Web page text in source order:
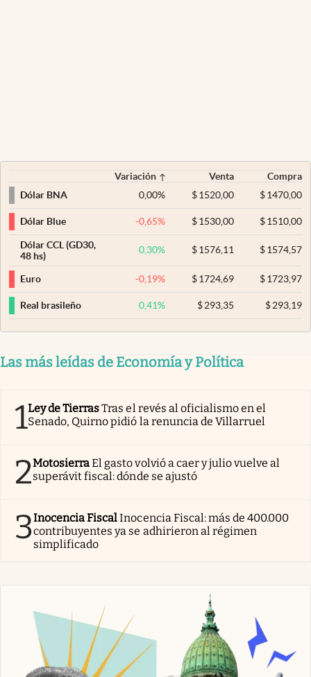
Variación Venta
Compra
Dólar BNA
0,00% $ 1520,00 $1470,00
Dólar Blue -0,65% $ 1530,00 $1510,00
Dólar CCL (GD30,
48 hs)
0,30% $ 1576,11 $1574,57
Euro -0,19% $ 1724,69 $1723,97
Real brasileño 0,41% $ 293,35 $293,19
Las más leídas de Economía y Política
1Ley de TierrasTras el revés al oficialismo en el
Senado, Quirno pidió la renuncia de Villarruel
2MotosierraEl gasto volvió a caer y julio vuelve al
superávit fiscal: dónde se ajustó
3Inocencia FiscalInocencia Fiscal: más de 400.000
contribuyentes ya se adhirieron al régimen
simplificado